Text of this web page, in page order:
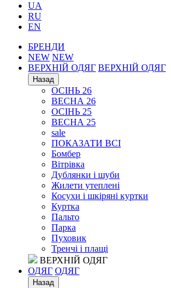
UA
RU
EN
БРЕНДИ
NEW NEW
ВЕРХНІЙ ОДЯГ ВЕРХНІЙ ОДЯГ
Назад
ОСІНЬ 26
ВЕСНА 26
ОСІНЬ 25
ВЕСНА 25
sale
ПОКАЗАТИ ВСІ
Бомбер
Вітрівка
Дублянки і шуби
Жилети утеплені
Косухи і шкіряні куртки
Куртка
Пальто
Парка
Пуховик
Тренчі і плащі
ВЕРХНІЙ ОДЯГ
ОДЯГ ОДЯГ
Назад